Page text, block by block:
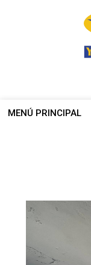
MENÚ PRINCIPAL